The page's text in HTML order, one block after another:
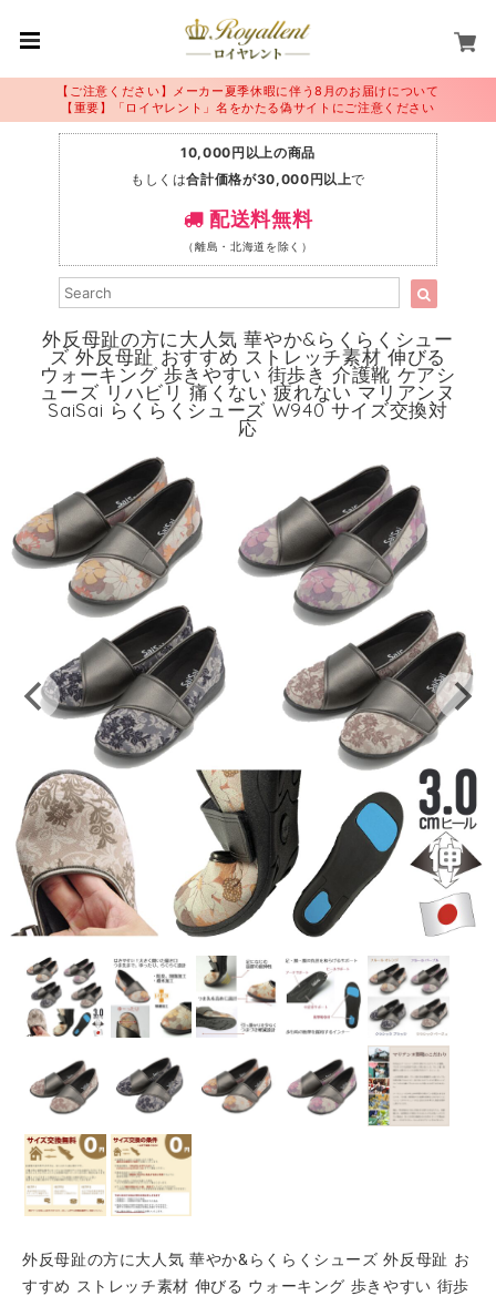
【ご注意ください】メーカー夏季休暇に伴う8月のお届けについて
【重要】「ロイヤレント」名をかたる偽サイトにご注意ください
10,000円以上の商品
もしくは合計価格が30,000円以上で
配送料無料
（離島・北海道を除く）
外反母趾の方に大人気 華やか&らくらくシュー
ズ 外反母趾 おすすめ ストレッチ素材 伸びる
ウォーキング 歩きやすい 街歩き 介護靴 ケアシ
ューズ リハビリ 痛くない 疲れない マリアンヌ
SaiSai らくらくシューズ W940 サイズ交換対
応
外反母趾の方に大人気 華やか&らくらくシューズ 外反母趾 お
すすめ ストレッチ素材 伸びる ウォーキング 歩きやすい 街歩